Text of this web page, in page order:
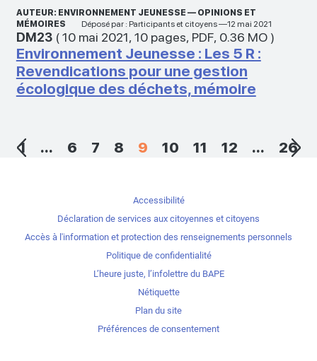
AUTEUR: ENVIRONNEMENT JEUNESSE — OPINIONS ET
MÉMOIRES
Déposé par : Participants et citoyens —12 mai 2021
DM23(10 mai 2021, 10 pages, PDF, 0.36 MO)
Environnement Jeunesse : Les 5 R :
Revendications pour une gestion
écologique des déchets, mémoire
1 ... 6 7 8 9 10 11 12 ... 26
Accessibilité
Déclaration de services aux citoyennes et citoyens
Accès à l'information et protection des renseignements personnels
Politique de confidentialité
L’heure juste, l’infolettre du BAPE
Nétiquette
Plan du site
Préférences de consentement